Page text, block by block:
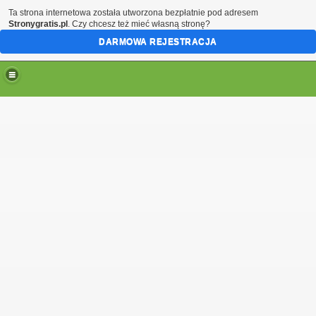
Ta strona internetowa została utworzona bezpłatnie pod adresem
Stronygratis.pl . Czy chcesz też mieć własną stronę?
DARMOWA REJESTRACJA